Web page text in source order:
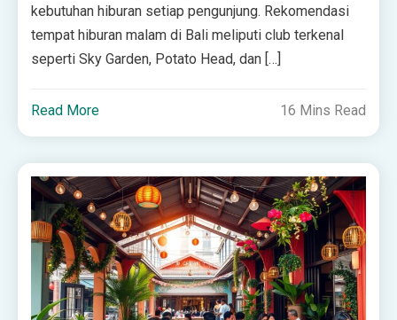
kebutuhan hiburan setiap pengunjung. Rekomendasi
tempat hiburan malam di Bali meliputi club terkenal
seperti Sky Garden, Potato Head, dan […]
Read More 16 Mins Read